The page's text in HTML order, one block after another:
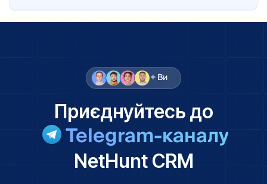
+ Ви
Приєднуйтесь до
Telegram-каналу
NetHunt CRM